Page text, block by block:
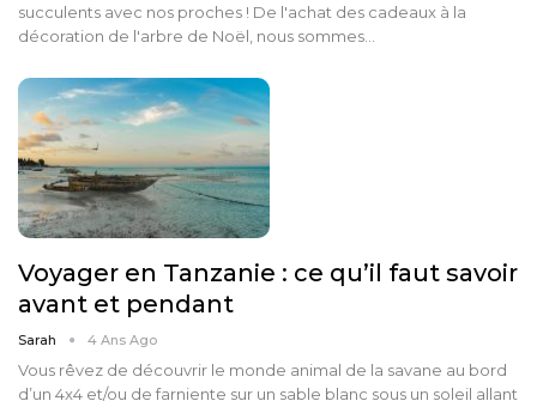
succulents avec nos proches ! De l'achat des cadeaux à la
décoration de l'arbre de Noël, nous sommes…
Voyager en Tanzanie : ce qu’il faut savoir
avant et pendant
Sarah 4 Ans Ago
Vous rêvez de découvrir le monde animal de la savane au bord
d’un 4x4 et/ou de farniente sur un sable blanc sous un soleil allant